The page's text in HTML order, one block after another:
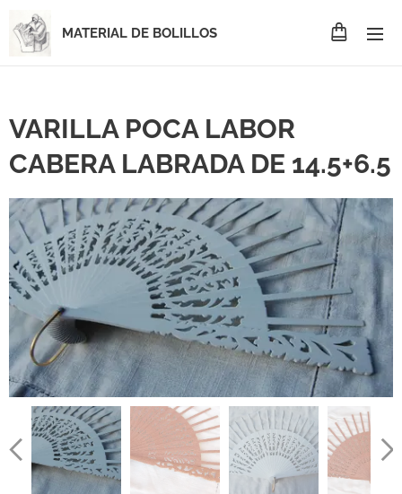
MATERIAL DE BOLILLOS
VARILLA POCA LABOR
CABERA LABRADA DE 14.5+6.5